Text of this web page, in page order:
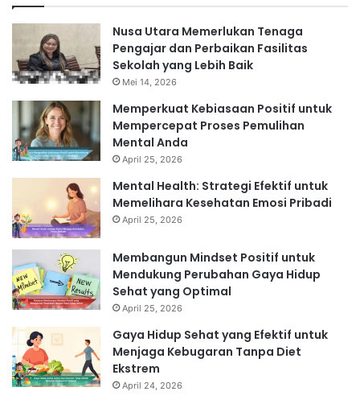
Nusa Utara Memerlukan Tenaga
Pengajar dan Perbaikan Fasilitas
Sekolah yang Lebih Baik
Mei 14, 2026
Memperkuat Kebiasaan Positif untuk
Mempercepat Proses Pemulihan
Mental Anda
April 25, 2026
Mental Health: Strategi Efektif untuk
Memelihara Kesehatan Emosi Pribadi
April 25, 2026
Membangun Mindset Positif untuk
Mendukung Perubahan Gaya Hidup
Sehat yang Optimal
April 25, 2026
Gaya Hidup Sehat yang Efektif untuk
Menjaga Kebugaran Tanpa Diet
Ekstrem
April 24, 2026